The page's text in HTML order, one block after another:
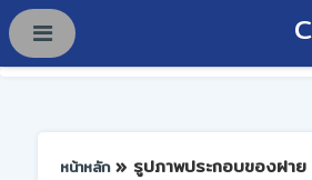
หน้าหลัก » รูปภาพประกอบของฝาย